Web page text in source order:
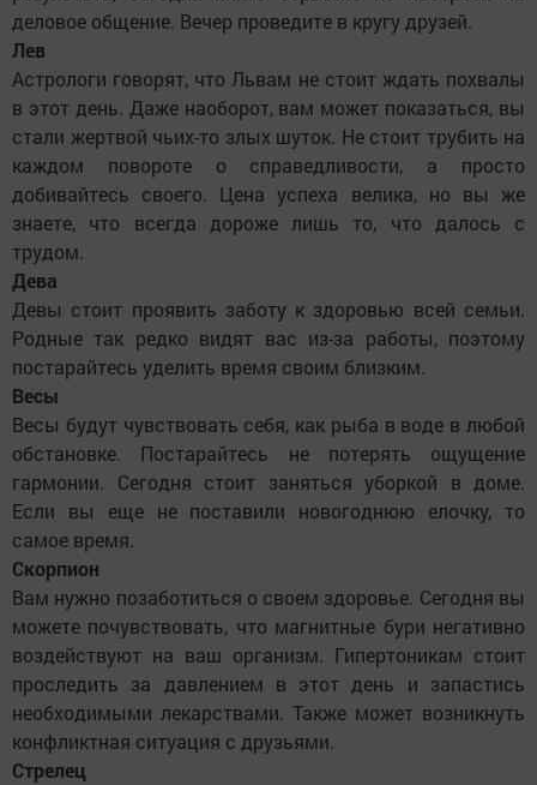
деловое общение. Вечер проведите в кругу друзей.
Лев
Астрологи говорят, что Львам не стоит ждать похвалы
в этот день. Даже наоборот, вам может показаться, вы
стали жертвой чьих-то злых шуток. Не стоит трубить на
каждом повороте о справедливости, а просто
добивайтесь своего. Цена успеха велика, но вы же
знаете, что всегда дороже лишь то, что далось с
трудом.
Дева
Девы стоит проявить заботу к здоровью всей семьи.
Родные так редко видят вас из-за работы, поэтому
постарайтесь уделить время своим близким.
Весы
Весы будут чувствовать себя, как рыба в воде в любой
обстановке. Постарайтесь не потерять ощущение
гармонии. Сегодня стоит заняться уборкой в доме.
Если вы еще не поставили новогоднюю елочку, то
самое время.
Скорпион
Вам нужно позаботиться о своем здоровье. Сегодня вы
можете почувствовать, что магнитные бури негативно
воздействуют на ваш организм. Гипертоникам стоит
проследить за давлением в этот день и запастись
необходимыми лекарствами. Также может возникнуть
конфликтная ситуация с друзьями.
Стрелец